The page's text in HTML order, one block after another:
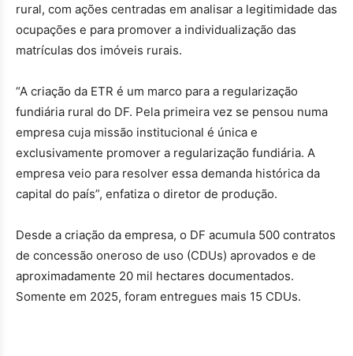
rural, com ações centradas em analisar a legitimidade das
ocupações e para promover a individualização das
matrículas dos imóveis rurais.
“A criação da ETR é um marco para a regularização
fundiária rural do DF. Pela primeira vez se pensou numa
empresa cuja missão institucional é única e
exclusivamente promover a regularização fundiária. A
empresa veio para resolver essa demanda histórica da
capital do país”, enfatiza o diretor de produção.
Desde a criação da empresa, o DF acumula 500 contratos
de concessão oneroso de uso (CDUs) aprovados e de
aproximadamente 20 mil hectares documentados.
Somente em 2025, foram entregues mais 15 CDUs.